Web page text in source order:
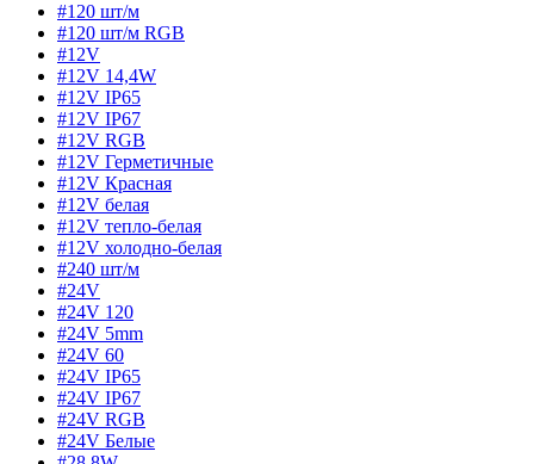
#120 шт/м
#120 шт/м RGB
#12V
#12V 14,4W
#12V IP65
#12V IP67
#12V RGB
#12V Герметичные
#12V Красная
#12V белая
#12V тепло-белая
#12V холодно-белая
#240 шт/м
#24V
#24V 120
#24V 5mm
#24V 60
#24V IP65
#24V IP67
#24V RGB
#24V Белые